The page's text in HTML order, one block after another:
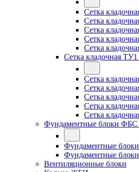
Сетка
Сетка
Сетка
Сетка
Сетка
Сетка кладочная ТУ1
Сетка
Сетка
Сетка
Сетка
Сетка
Фундаментные блоки ФБС
Фундаментные
Фундаментные
Вентиляционные блоки